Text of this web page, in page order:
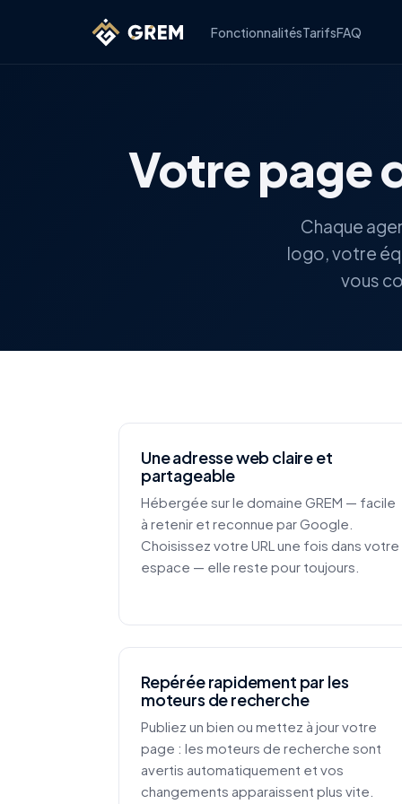
FonctionnalitésTarifsFAQ
Votre page
Chaque
logo, votre
vous
Une adresse web claire et
partageable
Hébergée sur le domaine GREM — facile
à retenir et reconnue par Google.
Choisissez votre URL une fois dans votre
espace — elle reste pour toujours.
Repérée rapidement par les
moteurs de recherche
Publiez un bien ou mettez à jour votre
page : les moteurs de recherche sont
avertis automatiquement et vos
changements apparaissent plus vite.